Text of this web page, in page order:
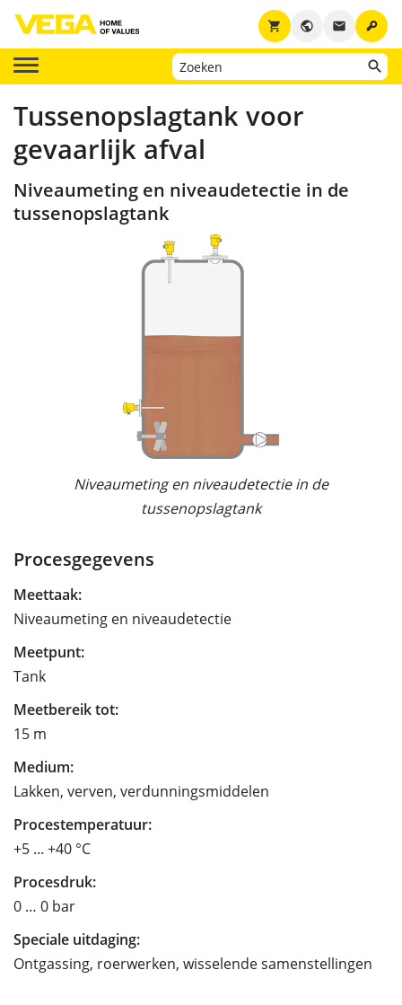
key
email
public
shopping_cart
Tussenopslagtank voor
gevaarlijk afval
Niveaumeting en niveaudetectie in de
tussenopslagtank
Niveaumeting en niveaudetectie in de
tussenopslagtank
Procesgegevens
Meettaak:
Niveaumeting en niveaudetectie
Meetpunt:
Tank
Meetbereik tot:
15 m
Medium:
Lakken, verven, verdunningsmiddelen
Procestemperatuur:
+5 ... +40 °C
Procesdruk:
0 … 0 bar
Speciale uitdaging:
Ontgassing, roerwerken, wisselende samenstellingen